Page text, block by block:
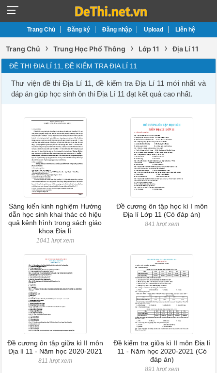
Trang Chủ Đăng ký Đăng nhập Upload Liên hệ
Trang Chủ › Trung Học Phổ Thông › Lớp 11 › Địa Lí 11
ĐỀ THI ĐỊA LÍ 11, ĐỀ KIỂM TRA ĐỊA LÍ 11
Thư viện đề thi Địa Lí 11, đề kiểm tra Địa Lí 11 mới nhất và
đáp án giúp học sinh ôn thi Địa Lí 11 đạt kết quả cao nhất.
Sáng kiến kinh nghiệm Hướng
dẫn học sinh khai thác có hiệu
quả kênh hình trong sách giáo
khoa Địa lí
1041 lượt xem
Đề cương ôn tập học kì I môn
Địa lí Lớp 11 (Có đáp án)
841 lượt xem
Đề cương ôn tập giữa kì II môn
Địa lí 11 - Năm học 2020-2021
811 lượt xem
Đề kiểm tra giữa kì II môn Địa lí
11 - Năm học 2020-2021 (Có
đáp án)
891 lượt xem